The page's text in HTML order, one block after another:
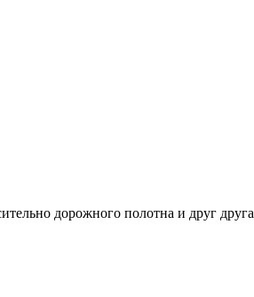
дорожного полотна и друг друга